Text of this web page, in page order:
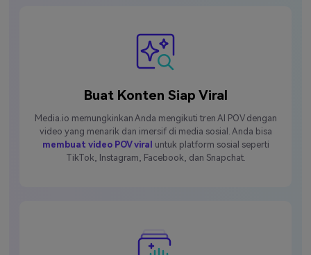
Buat Konten Siap Viral
Media.io memungkinkan Anda mengikuti tren AI POV dengan
video yang menarik dan imersif di media sosial. Anda bisa
membuat video POV viral untuk platform sosial seperti
TikTok, Instagram, Facebook, dan Snapchat.